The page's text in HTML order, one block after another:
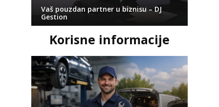
Vaš pouzdan partner u biznisu – DJ
Gestion
Korisne informacije